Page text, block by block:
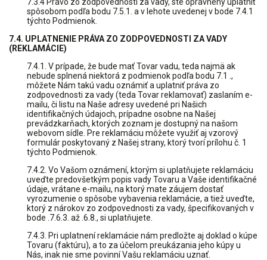
spôsobom podľa bodu 7.5.1. a v lehote uvedenej v bode 7.4.1
týchto Podmienok.
7.4. UPLATNENIE PRÁVA ZO ZODPOVEDNOSTI ZA VADY
(REKLAMÁCIE)
7.4.1. V prípade, že bude mať Tovar vadu, teda najmä ak
nebude splnená niektorá z podmienok podľa bodu 7.1 .,
môžete Nám takú vadu oznámiť a uplatniť práva zo
zodpovednosti za vady (teda Tovar reklamovať) zaslaním e-
mailu, či listu na Naše adresy uvedené pri Našich
identifikačných údajoch, prípadne osobne na Našej
prevádzkarňach, ktorých zoznam je dostupný na našom
webovom sídle. Pre reklamáciu môžete využiť aj vzorový
formulár poskytovaný z Našej strany, ktorý tvorí prílohu č. 1
týchto Podmienok.
7.4.2. Vo Vašom oznámení, ktorým si uplatňujete reklamáciu
uveďte predovšetkým popis vady Tovaru a Vaše identifikačné
údaje, vrátane e-mailu, na ktorý mate záujem dostať
vyrozumenie o spôsobe vybavenia reklamácie, a tiež uveďte,
ktorý z nárokov zo zodpovednosti za vady, špecifikovaných v
bode .7.6.3. až .6.8., si uplatňujete.
7.4.3. Pri uplatnení reklamácie nám predložte aj doklad o kúpe
Tovaru (faktúru), a to za účelom preukázania jeho kúpy u
Nás, inak nie sme povinní Vašu reklamáciu uznať.